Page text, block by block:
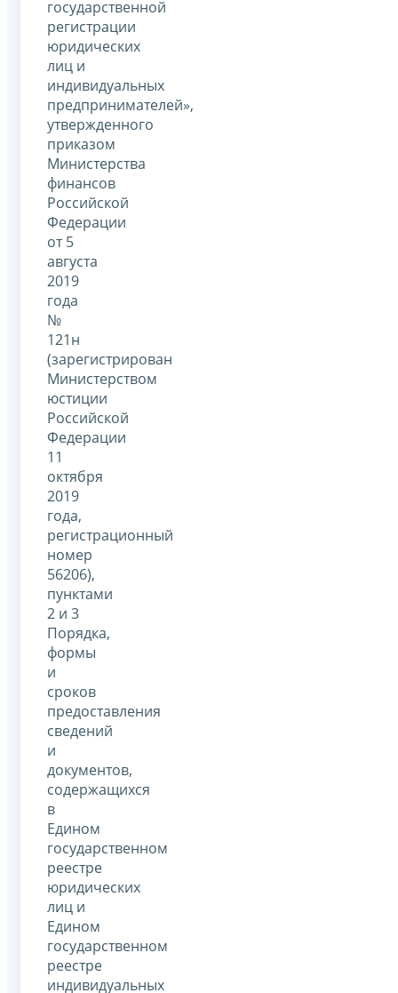
государственной
регистрации
юридических
лиц и
индивидуальных
предпринимателей»,
утвержденного
приказом
Министерства
финансов
Российской
Федерации
от 5
августа
2019
года
№
121н
(зарегистрирован
Министерством
юстиции
Российской
Федерации
11
октября
2019
года,
регистрационный
номер
56206),
пунктами
2 и 3
Порядка,
формы
и
сроков
предоставления
сведений
и
документов,
содержащихся
в
Едином
государственном
реестре
юридических
лиц и
Едином
государственном
реестре
индивидуальных